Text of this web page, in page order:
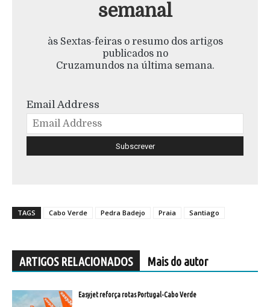
semanal
às Sextas-feiras o resumo dos artigos
publicados no
Cruzamundos na última semana.
Email Address
TAGS Cabo Verde Pedra Badejo Praia Santiago
ARTIGOS RELACIONADOS Mais do autor
Easyjet reforça rotas Portugal-Cabo Verde